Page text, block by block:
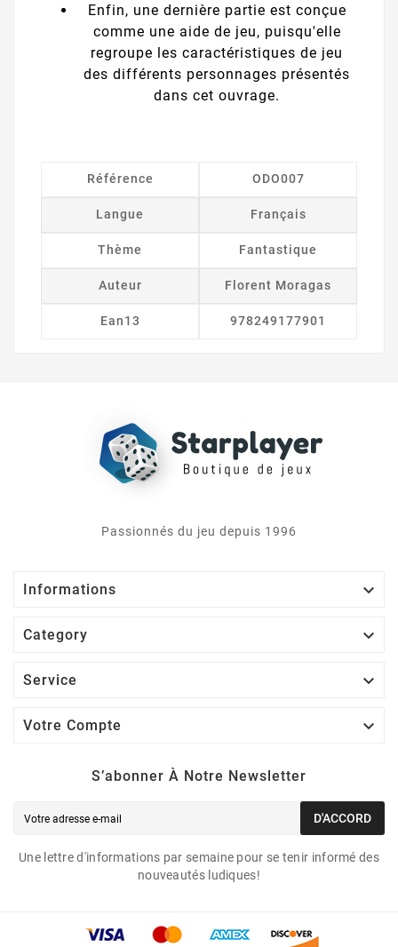
Enfin, une dernière partie est conçue
comme une aide de jeu, puisqu'elle
regroupe les caractéristiques de jeu
des différents personnages présentés
dans cet ouvrage.
Référence ODO007
Langue Français
Thème Fantastique
Auteur Florent Moragas
Ean13 978249177901
Passionnés du jeu depuis 1996
Informations 
Category 
Service 
Votre Compte 
S’abonner À Notre Newsletter
D'ACCORD
Une lettre d'informations par semaine pour se tenir informé des
nouveautés ludiques!